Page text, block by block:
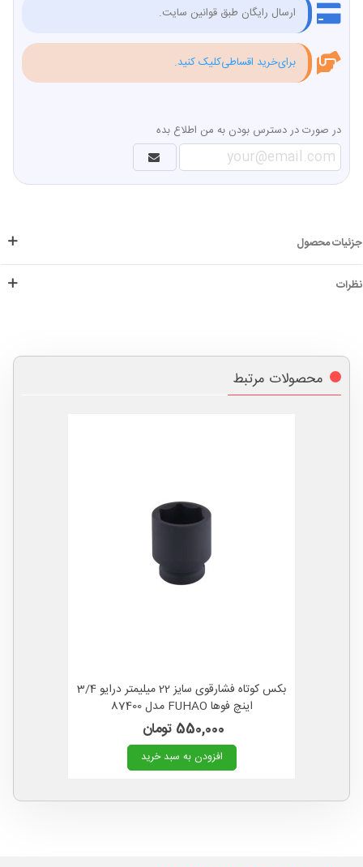
ارسال رایگان طبق قوانین سایت.
برای‌خرید اقساطی‌کلیک کنید.
در صورت در دسترس بودن به من اطلاع بده
جزئیات محصول
نظرات
محصولات مرتبط
بکس کوتاه فشارقوی سایز 22 میلیمتر درایو 3/4
اینچ فوها FUHAO مدل 87400
550,000 تومان
افزودن به سبد خرید